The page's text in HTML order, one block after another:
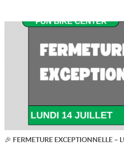
🎉 FERMETURE EXCEPTIONNELLE –